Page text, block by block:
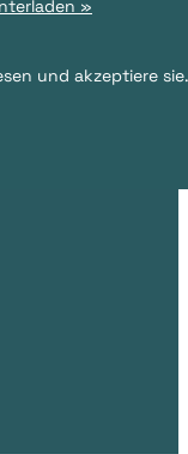
»
und akzeptiere